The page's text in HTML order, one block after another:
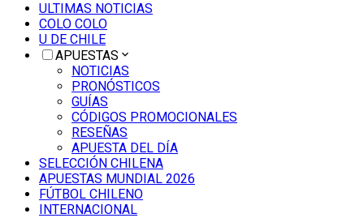
ULTIMAS NOTICIAS
COLO COLO
U DE CHILE
APUESTAS
NOTICIAS
PRONÓSTICOS
GUÍAS
CÓDIGOS PROMOCIONALES
RESEÑAS
APUESTA DEL DÍA
SELECCIÓN CHILENA
APUESTAS MUNDIAL 2026
FÚTBOL CHILENO
INTERNACIONAL